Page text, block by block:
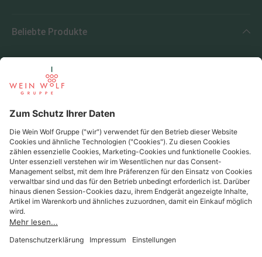
Beliebte Produkte
Beliebte Regionen
Beliebte Produzenten
Wein Wolf
Wein Wolf GmbH